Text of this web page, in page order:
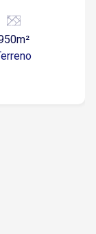
tela de
+ 5